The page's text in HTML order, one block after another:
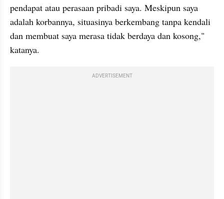
pendapat atau perasaan pribadi saya. Meskipun saya
adalah korbannya, situasinya berkembang tanpa kendali
dan membuat saya merasa tidak berdaya dan kosong,"
katanya.
ADVERTISEMENT